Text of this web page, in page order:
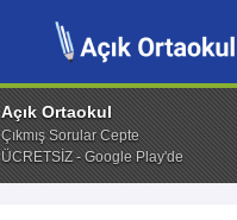
Açık Ortaokul
Çıkmış Sorular Cepte
ÜCRETSİZ - Google Play'de